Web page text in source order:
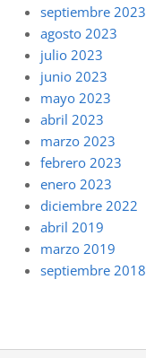
septiembre 2023
agosto 2023
julio 2023
junio 2023
mayo 2023
abril 2023
marzo 2023
febrero 2023
enero 2023
diciembre 2022
abril 2019
marzo 2019
septiembre 2018